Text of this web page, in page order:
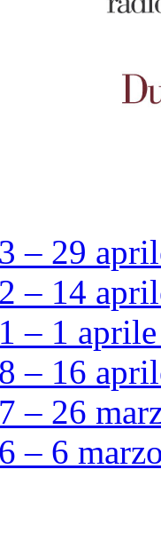
– 29
– 14
– 1
– 16
– 26
– 6